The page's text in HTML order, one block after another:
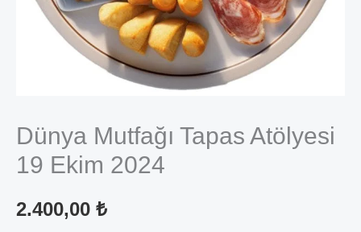
Dünya Mutfağı Tapas Atölyesi
19 Ekim 2024
2.400,00 ₺